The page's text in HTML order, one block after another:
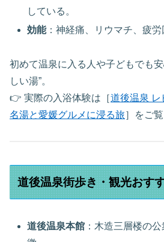
している。
効能：神経痛、リウマチ、疲
初めて温泉に入る人や子どもでも
しい湯”。
👉 実際の入浴体験は［道後温泉 レ
名湯と愛媛グルメに浸る旅］をご
道後温泉街歩き・観光おす
道後温泉本館 ：木造三層楼の